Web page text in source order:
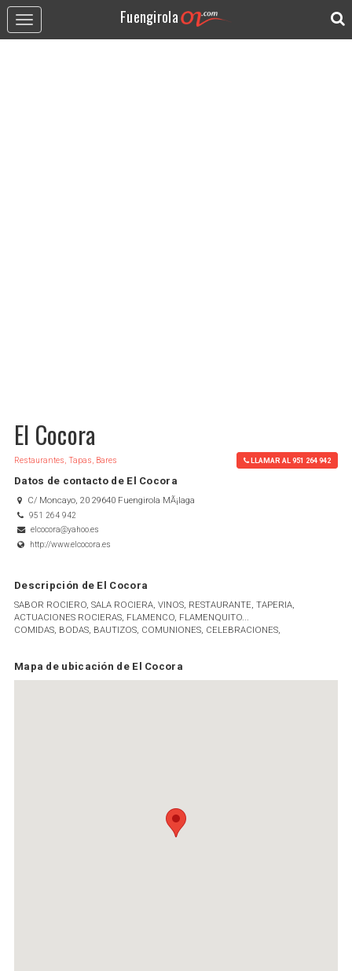
Toggle
navigation
Fuengirola
El Cocora
Restaurantes, Tapas, Bares LLAMAR AL 951 264 942
Datos de contacto de El Cocora
C/ Moncayo, 20 29640 Fuengirola MÃ¡laga
951 264 942
elcocora@yahoo.es
http://www.elcocora.es
Descripción de El Cocora
SABOR ROCIERO, SALA ROCIERA, VINOS, RESTAURANTE, TAPERIA,
ACTUACIONES ROCIERAS, FLAMENCO, FLAMENQUITO...
COMIDAS, BODAS, BAUTIZOS, COMUNIONES, CELEBRACIONES,
Mapa de ubicación de El Cocora